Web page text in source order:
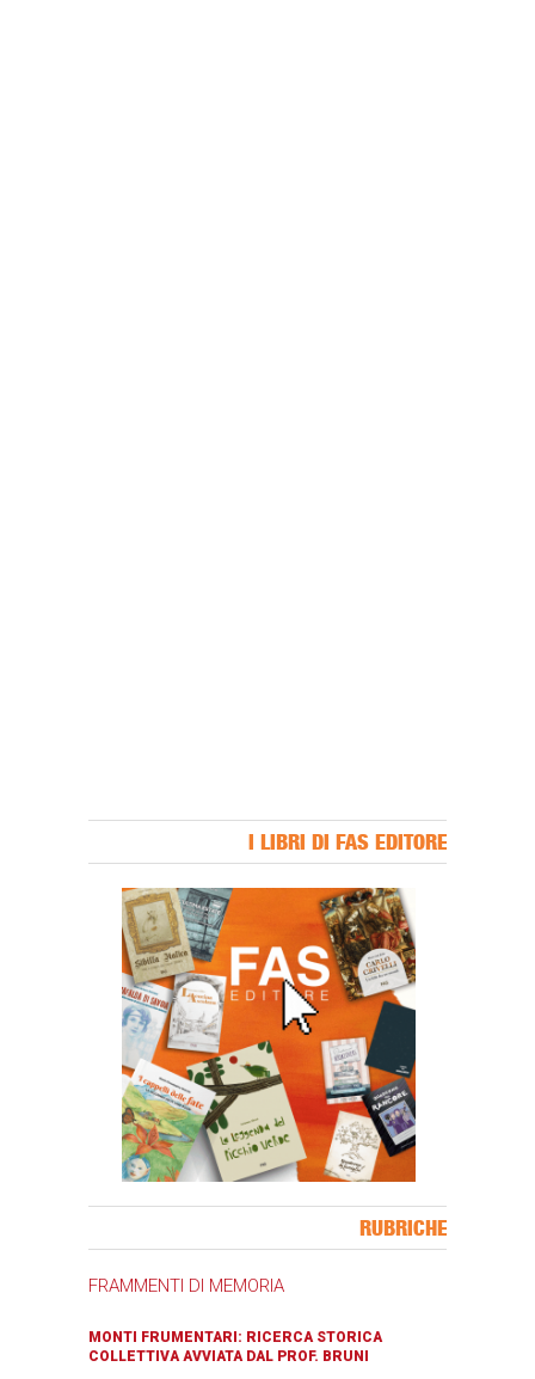
I LIBRI DI FAS EDITORE
RUBRICHE
FRAMMENTI DI MEMORIA
MONTI FRUMENTARI: RICERCA STORICA
COLLETTIVA AVVIATA DAL PROF. BRUNI